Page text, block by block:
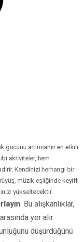
gücünü artırmanın en etkili
aktiviteler, hem
Kendinizi herhangi bir
müzik eşliğinde keyifli
yükseltecektir.
. Bu alışkanlıklar,
yer alır.
düşürdüğünü